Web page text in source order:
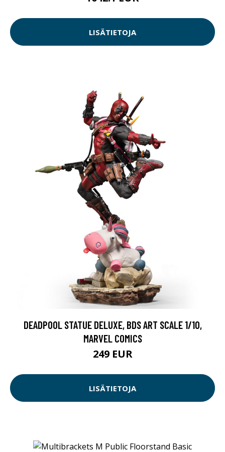
LISÄTIETOJA
DEADPOOL STATUE DELUXE, BDS ART SCALE 1/10,
MARVEL COMICS
249 EUR
LISÄTIETOJA